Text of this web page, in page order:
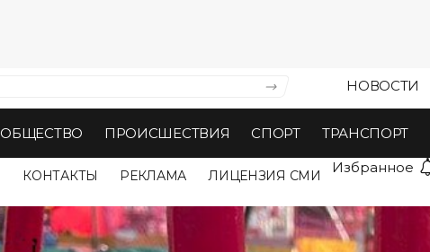
НОВОСТИ
ОБЩЕСТВО ПРОИСШЕСТВИЯ СПОРТ ТРАНСПОРТ
КОНТАКТЫ РЕКЛАМА ЛИЦЕНЗИЯ СМИ Избранное